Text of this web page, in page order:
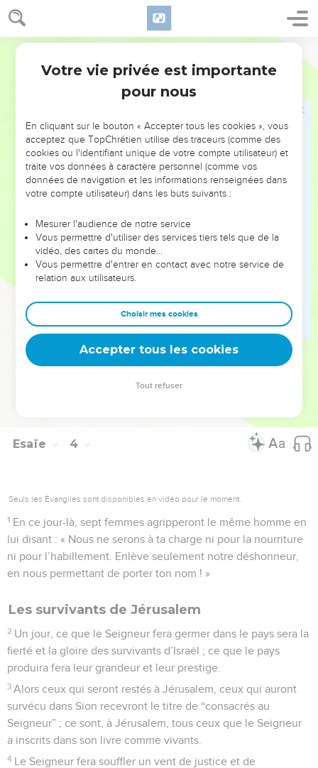
Esaïe 3
20 les turbans, les chaînettes, les ceintures tressées, les gris-
les vêtements de fête, les capes, les foulards et les
châles.
L’odeur de pourriture remplacera les parfums, et une
simple corde tiendra lieu de ceinture. Au lieu de coiffures
savantes, une tête tondue ; au lieu d’habits de luxe, l’étoffe
de deuil autour de la taille. Oui, pour remplacer la beauté,
l’humiliation.
Les veuves de Jérusalem
Jérusalem, tes hommes succomberont à la guerre, tes
Alors toute la ville poussera des plaintes et des
lamentations, telle une femme qui a tout perdu et reste
assise à terre.
© Société biblique française – Bibli’O, 1997, avec autorisation. Pour vous procurer
Esaïe 4
Seuls les Évangiles sont disponibles en vidéo pour le moment.
1 En ce jour-là, sept femmes agripperont le même homme en
lui disant : « Nous ne serons à ta charge ni pour la nourriture
ni pour l’habillement. Enlève seulement notre déshonneur,
en nous permettant de porter ton nom ! »
Les survivants de Jérusalem
2 Un jour, ce que le Seigneur fera germer dans le pays sera la
fierté et la gloire des survivants d’Israël ; ce que le pays
produira fera leur grandeur et leur prestige.
3 Alors ceux qui seront restés à Jérusalem, ceux qui auront
survécu dans Sion recevront le titre de “consacrés au
Seigneur” ; ce sont, à Jérusalem, tous ceux que le Seigneur
a inscrits dans son livre comme vivants.
4 Le Seigneur fera souffler un vent de justice et de
Votre vie privée est importante
pour nous
En cliquant sur le bouton « Accepter tous les cookies », vous
acceptez que TopChrétien utilise des traceurs (comme des
cookies ou l'identifiant unique de votre compte utilisateur) et
traite vos données à caractère personnel (comme vos
données de navigation et les informations renseignées dans
votre compte utilisateur) dans les buts suivants :
Mesurer l'audience de notre service
Vous permettre d'utiliser des services tiers tels que de la
vidéo, des cartes du monde…
Vous permettre d'entrer en contact avec notre service de
relation aux utilisateurs.
Choisir mes cookies
Accepter tous les cookies
Tout refuser